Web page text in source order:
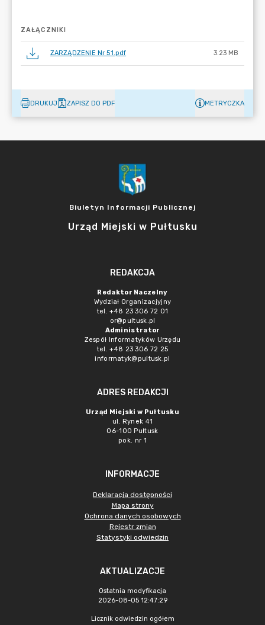
ZAŁĄCZNIKI
ZARZĄDZENIE Nr 51.pdf 3.23 MB
DRUKUJ ZAPISZ DO PDF METRYCZKA
Biuletyn Informacji Publicznej
Urząd Miejski w Pułtusku
REDAKCJA
Redaktor Naczelny
Wydział Organizacjyjny
tel. +48 23 306 72 01
or@pultusk.pl
Administrator
Zespół Informatyków Urzędu
tel. +48 23 306 72 25
informatyk@pultusk.pl
ADRES REDAKCJI
Urząd Miejski w Pułtusku
ul. Rynek 41
06-100 Pułtusk
pok. nr 1
INFORMACJE
Deklaracja dostępności
Mapa strony
Ochrona danych osobowych
Rejestr zmian
Statystyki odwiedzin
AKTUALIZACJE
Ostatnia modyfikacja
2026-08-05 12:47:29
Licznik odwiedzin ogółem